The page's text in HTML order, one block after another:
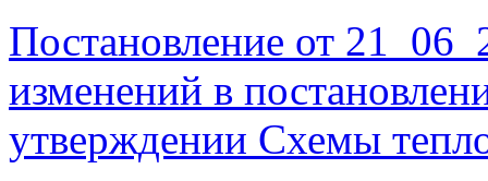
Постановление от
изменений в
утверждении Схемы